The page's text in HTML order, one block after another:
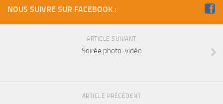
NOUS SUIVRE SUR FACEBOOK :
ARTICLE SUIVANT
Soirée photo-vidéo
ARTICLE PRÉCÉDENT